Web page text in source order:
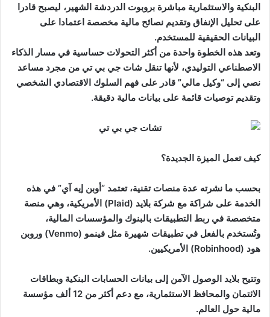
البنكية والاستثمارية مباشرة بروبوت الدردشة الشهير، ليصبح قادرا
على تحليل الإنفاق وتقديم نصائح مالية مخصصة اعتمادا على
البيانات الحقيقية للمستخدم.
وتعد هذه الخطوة واحدة من أكثر التحولات حساسية في مسار الذكاء
الاصطناعي التوليدي، لأنها تنقل شات جي بي تي من مجرد مساعد
نصي إلى “وكيل مالي” قادر على فهم السلوك الاقتصادي الشخصي
وتقديم توصيات قائمة على بيانات مالية دقيقة.
كيف تعمل الميزة الجديدة؟
بحسب ما نشرته عدة منصات تقنية، تعتمد “أوبن إيه آي” في هذه
الخدمة على شراكة مع شركة بلايد (Plaid) الأمريكية، وهي منصة
متخصصة في ربط التطبيقات بالبنوك والمؤسسات المالية،
وتُستخدم بالفعل في تطبيقات شهيرة مثل فينمو (Venmo) وروبن
هود (Robinhood) الأمريكيين.
وتتيح بلايد الوصول الآمن إلى بيانات الحسابات البنكية وبطاقات
الائتمان والمحافظ الاستثمارية، مع دعم أكثر من 12 ألف مؤسسة
مالية حول العالم.